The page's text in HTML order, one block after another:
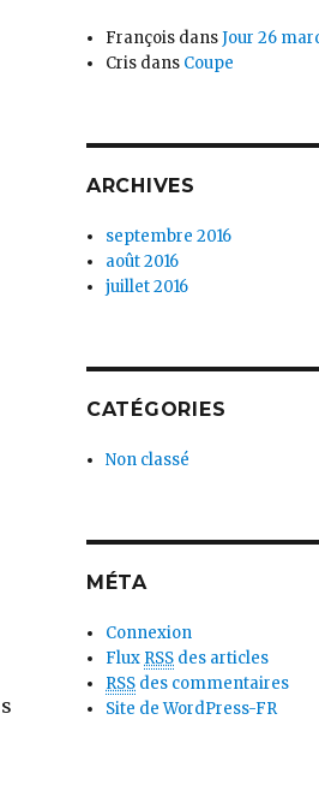
François dansJour 26
Cris dans Coupe
ARCHIVES
septembre 2016
août 2016
juillet 2016
CATÉGORIES
Non classé
MÉTA
Connexion
Flux RSS des articles
RSS des commentaires
Site de WordPress-FR